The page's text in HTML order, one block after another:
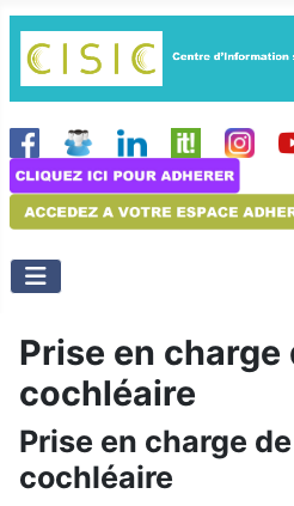
Prise en
cochléaire
Prise en charge
cochléaire